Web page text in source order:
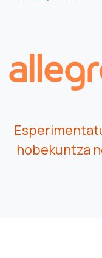
hobekuntza